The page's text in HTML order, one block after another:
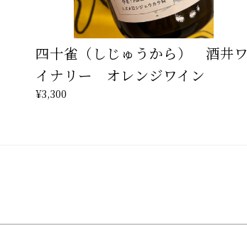
四十雀（しじゅうから） 酒井ワ
イナリー オレンジワイン
¥3,300